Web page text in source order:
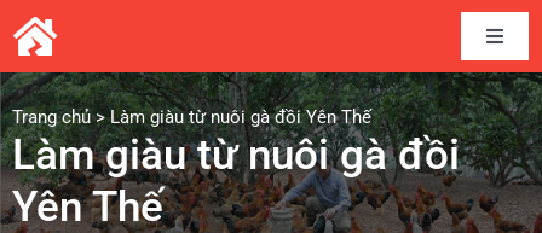
Skip
to
content
Toggle
Home
Câu chuyện thương hiệu
Trang chủ>Làm giàu từ nuôi gà đồi Yên Thế
Làm giàu từ nuôi gà đồi
Yên Thế